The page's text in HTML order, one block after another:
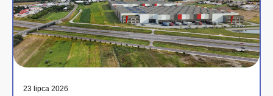
23 lipca 2026